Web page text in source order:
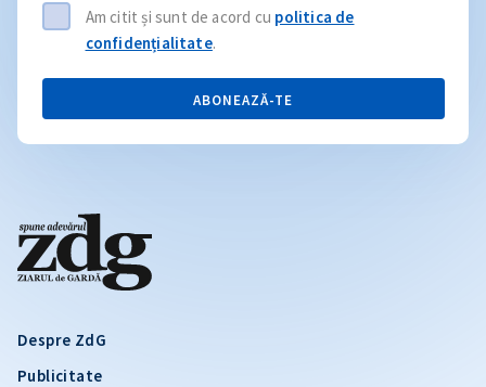
Despre ZdG
Publicitate
Am citit și sunt de acord cu politica de
confidențialitate.
ABONEAZĂ-TE